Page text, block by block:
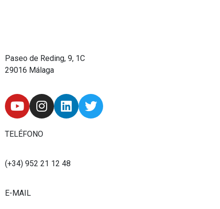
Paseo de Reding, 9, 1C
29016 Málaga
Y
o
t
b
e
I
n
t
g
L
i
d
T
w
TELÉFONO
(+34) 952 21 12 48
E-MAIL